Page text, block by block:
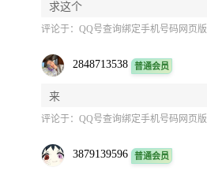
求这个
评论于：QQ号查询绑定手机号码网页版
2848713538 普通会员
来
评论于：QQ号查询绑定手机号码网页版
3879139596 普通会员